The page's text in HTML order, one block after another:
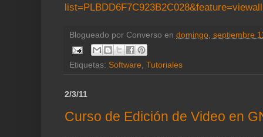
list=PLBDD6F7C923B2C028&feature=viewall
Blogueado por Converso en domingo, septiembre
Etiquetas: Software, Tutoriales
2/3/11
Curso de Edición de Video en